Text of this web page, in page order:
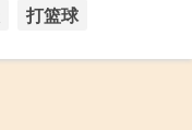
打篮球